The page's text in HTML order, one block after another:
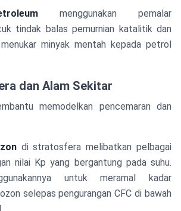
menggunakan pemalar
tindak balas pemurnian katalitik dan
minyak mentah kepada petrol
dan Alam Sekitar
memodelkan pencemaran dan
di stratosfera melibatkan pelbagai
nilai Kp yang bergantung pada suhu.
untuk meramal kadar
selepas pengurangan CFC di bawah